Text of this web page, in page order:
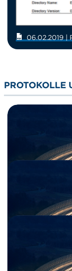
06.02.2019 |
PROTOKOLLE
SEPTEMBER